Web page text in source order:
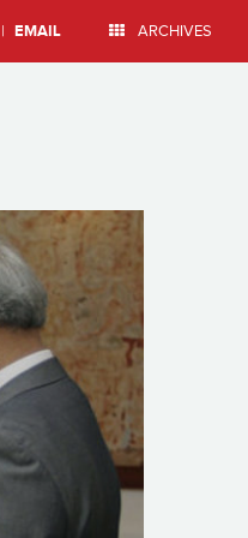
| EMAIL ARCHIVES